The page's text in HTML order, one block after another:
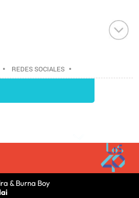
• REDES SOCIALES •
INTERNET•EMPRESAS
& Burna Boy